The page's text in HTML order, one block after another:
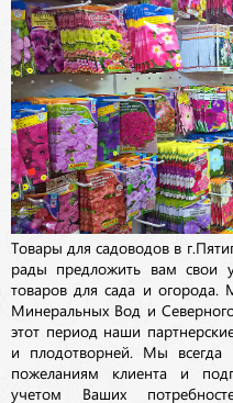
Товары для садоводов в
рады предложить вам свои
товаров для сада и огорода.
Минеральных Вод и
этот период наши
и плодотворней. Мы всегда
пожеланиям клиента и
учетом Ваших